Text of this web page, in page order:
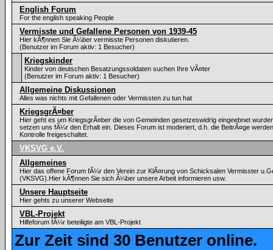
English Forum
For the english speaking People
Vermisste und Gefallene Personen von 1939-45
Hier kÃ¶nnen Sie Ã¼ber vermisste Personen diskutieren.
(Benutzer im Forum aktiv: 1 Besucher)
Kriegskinder
Kinder von deutschen Besatzungssoldaten suchen Ihre VÃ¤ter
(Benutzer im Forum aktiv: 1 Besucher)
Allgemeine Diskussionen
Alles was nichts mit Gefallenen oder Vermissten zu tun hat
KriegsgrÃ¤ber
Hier geht es um KriegsgrÃ¤ber die von Gemeinden gesetzeswidrig eingeebnet
setzen uns fÃ¼r den Erhalt ein. Dieses Forum ist moderiert, d.h. die BeitrÃ¤ge
Kontrolle freigeschaltet.
VKSVG e.V.
Allgemeines
Hier das offene Forum fÃ¼r den Verein zur KlÃ¤rung von Schicksalen Vermisster
(VKSVG).Hier kÃ¶nnen Sie sich Ã¼ber unsere Arbeit informieren usw.
Unsere Hauptseite
Hier gehts zu unserer Webseite
VBL-Projekt
Hilfeforum fÃ¼r beteiligte am VBL-Projekt
Zur Zeit sind 30 Benutzer online.